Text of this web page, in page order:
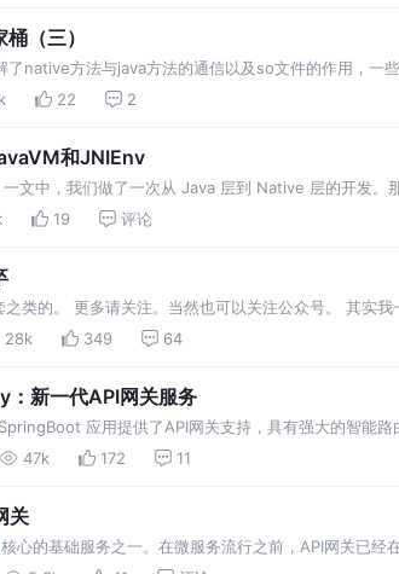
（三）
了native方法与java方法的通信以及so文件的作用，一
熟悉下，怎么编写native方法，与java方法有哪些区别
22 2
和JNIEnv
文中，我们做了一次从 Java 层到 Native 层的开发
么简单，而掌握 JavaVM 和 JNIEnv 这两个结构体就是
19 评论
类的。 更多请关注。当然也可以关注公众号。 其实
我一个机会。 1、TreeSet背后的结构是TreeMap，也
28k 349 64
新一代API网关服务
应用提供了API网关支持，具有强大的智能路
态系统之上构建的API网关服务，基于Spring 5，
47k 172 11
关
心的基础服务之一。在微服务流行之前，API网关已